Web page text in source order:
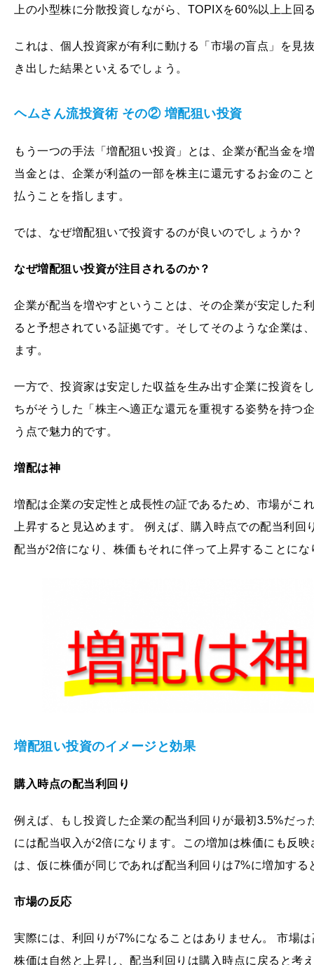
上の小型株に分散投資しながら、TOPIXを60%以上上回
これは、個人投資家が有利に動ける「市場の盲点」を見
き出した結果といえるでしょう。
ヘムさん流投資術 その② 増配狙い投資
もう一つの手法「増配狙い投資」とは、企業が配当金を
当金とは、企業が利益の一部を株主に還元するお金のこ
払うことを指します。
では、なぜ増配狙いで投資するのが良いのでしょうか？
なぜ増配狙い投資が注目されるのか？
企業が配当を増やすということは、その企業が安定した
ると予想されている証拠です。そしてそのような企業は
ます。
一方で、投資家は安定した収益を生み出す企業に投資を
ちがそうした「株主へ適正な還元を重視する姿勢を持つ
う点で魅力的です。
増配は神
増配は企業の安定性と成長性の証であるため、市場がこ
上昇すると見込めます。 例えば、購入時点での配当利
配当が2倍になり、株価もそれに伴って上昇することにな
増配狙い投資のイメージと効果
購入時点の配当利回り
例えば、もし投資した企業の配当利回りが最初3.5%だ
には配当収入が2倍になります。この増加は株価にも反
は、仮に株価が同じであれば配当利回りは7%に増加する
市場の反応
実際には、利回りが7%になることはありません。 市場
株価は自然と上昇し、配当利回りは購入時点に戻ると考